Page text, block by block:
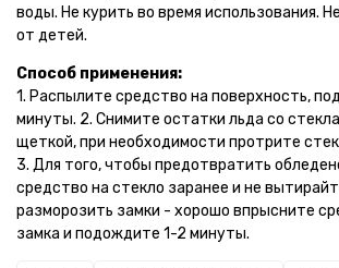
воды. Не курить во время использования.
от детей.
Способ применения:
1. Распылите средство на поверхность,
минуты. 2. Снимите остатки льда со
щеткой, при необходимости протрите
3. Для того, чтобы предотвратить
средство на стекло заранее и не
разморозить замки - хорошо впрысните
замка и подождите 1-2 минуты.